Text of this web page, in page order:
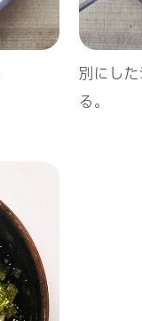
別にし
る。